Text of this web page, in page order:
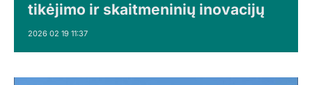
tikėjimo ir skaitmeninių inovacijų
2026 02 19 11:37